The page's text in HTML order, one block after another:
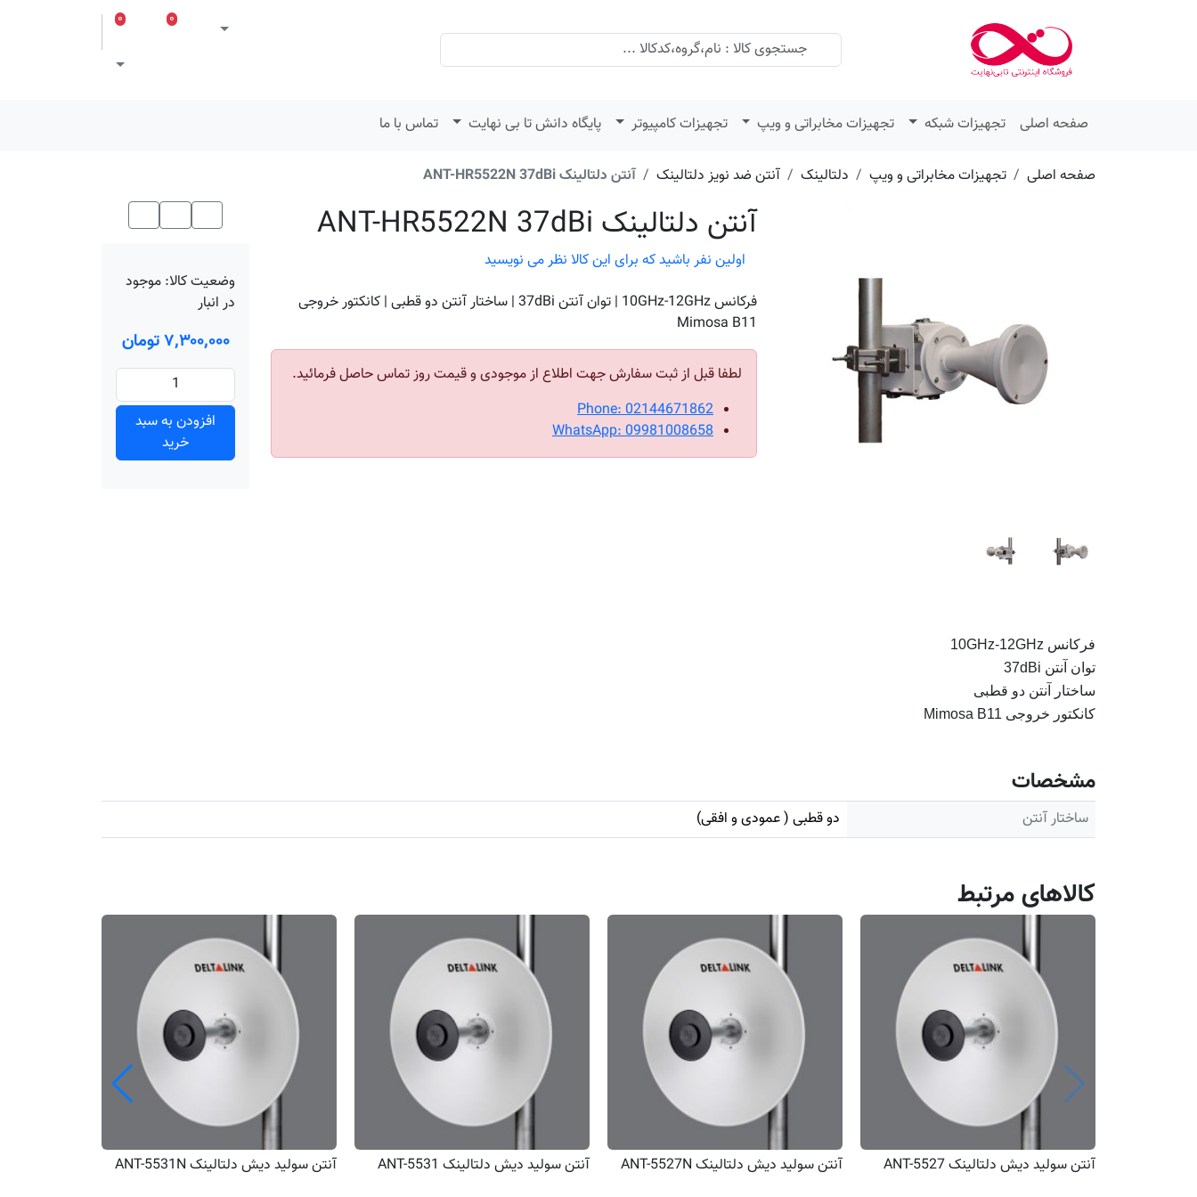
ورود لیست مورد علاقه
۰
سبد خرید
۰
Toggle theme
صفحه اصلی تجهیزات شبکه تجهیزات مخابراتی و ویپ تجهیزات کامپیوتر پایگاه دانش تا بی نهایت تماس با ما
صفحه اصلی تجهیزات مخابراتی و ویپ دلتالینک آنتن ضد نویز دلتالینک آنتن دلتالینک ANT-HR5522N 37dBi
آنتن دلتالینک ANT-HR5522N 37dBi
اولین نفر باشید که برای این کالا نظر می نویسید
فرکانس 10GHz-12GHz | توان آنتن 37dBi | ساختار آنتن دو قطبی | کانکتور خروجی
Mimosa B11
لطفا قبل از ثبت سفارش جهت اطلاع از موجودی و قیمت روز تماس حاصل فرمائید.
Phone: 02144671862
WhatsApp: 09981008658
وضعیت کالا: موجود
در انبار
۷٬۳۰۰٬۰۰۰ تومان
افزودن به سبد
خرید
فرکانس 10GHz-12GHz
توان آنتن 37dBi
ساختار آنتن دو قطبی
کانکتور خروجی Mimosa B11
مشخصات
ساختار آنتن دو قطبی ( عمودی و افقی)
کالاهای مرتبط
آنتن سولید دیش دلتالینک ANT-5527
آنتن سولید دیش دلتالینک ANT-5527N
آنتن سولید دیش دلتالینک ANT-5531
آنتن سولید دیش دلتالینک ANT-5531N